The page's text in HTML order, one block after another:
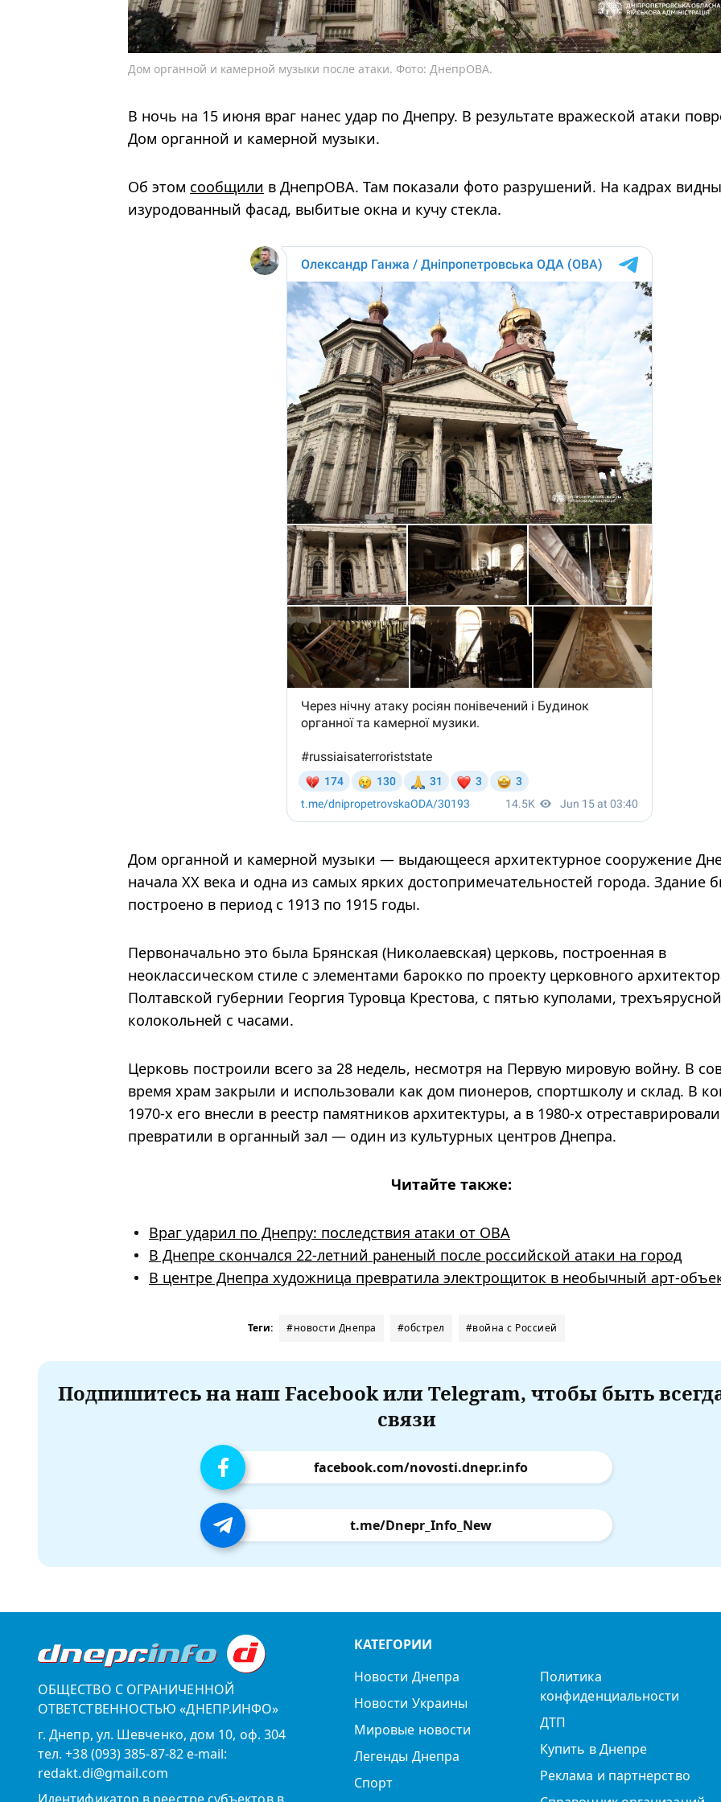
Дом органной и камерной музыки после атаки. Фото: ДнепрОВА.
В ночь на 15 июня враг нанес удар по Днепру. В результате вражеской атаки
Дом органной и камерной музыки.
Об этом сообщили в ДнепрОВА. Там показали фото разрушений. На кадрах видны
изуродованный фасад, выбитые окна и кучу стекла.
Дом органной и камерной музыки — выдающееся архитектурное сооружение
начала ХХ века и одна из самых ярких достопримечательностей города. Здание
построено в период с 1913 по 1915 годы.
Первоначально это была Брянская (Николаевская) церковь, построенная в
неоклассическом стиле с элементами барокко по проекту церковного
Полтавской губернии Георгия Туровца Крестова, с пятью куполами, трехъярусной
колокольней с часами.
Церковь построили всего за 28 недель, несмотря на Первую мировую войну. В
время храм закрыли и использовали как дом пионеров, спортшколу и склад. В
1970-х его внесли в реестр памятников архитектуры, а в 1980-х
превратили в органный зал — один из культурных центров Днепра.
Читайте также:
Враг ударил по Днепру: последствия атаки от ОВА
В Днепре скончался 22-летний раненый после российской атаки на город
В центре Днепра художница превратила электрощиток в необычный арт-
Теги: #новости Днепра #обстрел #война с Россией
Подпишитесь на наш Facebook или Telegram, чтобы быть
связи
facebook.com/novosti.dnepr.info
t.me/Dnepr_Info_New
ОБЩЕСТВО С ОГРАНИЧЕННОЙ
ОТВЕТСТВЕННОСТЬЮ «ДНЕПР.ИНФО»
г. Днепр, ул. Шевченко, дом 10, оф. 304
тел. +38 (093) 385-87-82 e-mail:
redakt.di@gmail.com
КАТЕГОРИИ
Новости Днепра
Новости Украины
Мировые новости
Легенды Днепра
Спорт
Политика
конфиденциальности
ДТП
Купить в Днепре
Реклама и партнерство